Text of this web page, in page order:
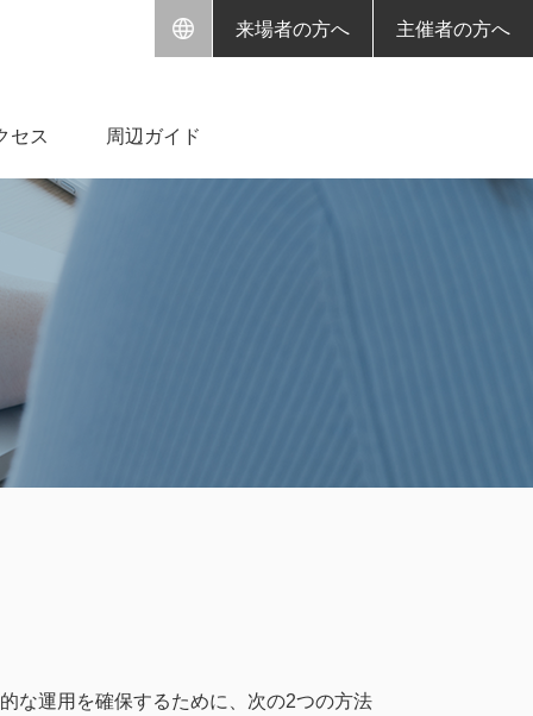
来場者の方へ 主催者の方へ
セス 周辺ガイド
な運用を確保するために、次の2つの方法